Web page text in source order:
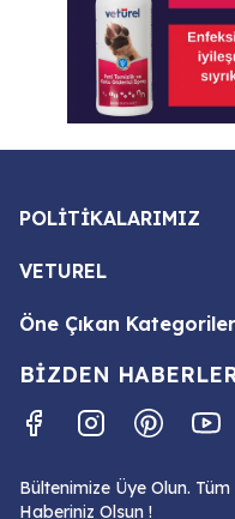
POLİTİKALARIMIZ
VETUREL
Öne Çıkan
BİZDEN
Bültenimize Üye Olun.
Haberiniz Olsun !